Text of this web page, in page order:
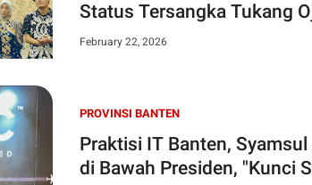
Status Tersangka Tukang
Rusak
February 22, 2026
PROVINSI BANTEN
Praktisi IT Banten,
di Bawah Presiden, "Kunci